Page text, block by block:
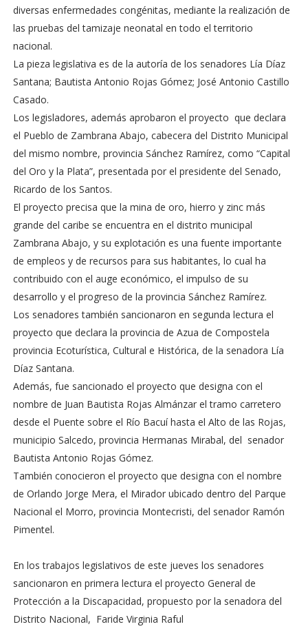
diversas enfermedades congénitas, mediante la realización de
las pruebas del tamizaje neonatal en todo el territorio
nacional.
La pieza legislativa es de la autoría de los senadores Lía Díaz
Santana; Bautista Antonio Rojas Gómez; José Antonio Castillo
Casado.
Los legisladores, además aprobaron el proyecto que declara
el Pueblo de Zambrana Abajo, cabecera del Distrito Municipal
del mismo nombre, provincia Sánchez Ramírez, como “Capital
del Oro y la Plata”, presentada por el presidente del Senado,
Ricardo de los Santos.
El proyecto precisa que la mina de oro, hierro y zinc más
grande del caribe se encuentra en el distrito municipal
Zambrana Abajo, y su explotación es una fuente importante
de empleos y de recursos para sus habitantes, lo cual ha
contribuido con el auge económico, el impulso de su
desarrollo y el progreso de la provincia Sánchez Ramírez.
Los senadores también sancionaron en segunda lectura el
proyecto que declara la provincia de Azua de Compostela
provincia Ecoturística, Cultural e Histórica, de la senadora Lía
Díaz Santana.
Además, fue sancionado el proyecto que designa con el
nombre de Juan Bautista Rojas Almánzar el tramo carretero
desde el Puente sobre el Río Bacuí hasta el Alto de las Rojas,
municipio Salcedo, provincia Hermanas Mirabal, del senador
Bautista Antonio Rojas Gómez.
También conocieron el proyecto que designa con el nombre
de Orlando Jorge Mera, el Mirador ubicado dentro del Parque
Nacional el Morro, provincia Montecristi, del senador Ramón
Pimentel.
En los trabajos legislativos de este jueves los senadores
sancionaron en primera lectura el proyecto General de
Protección a la Discapacidad, propuesto por la senadora del
Distrito Nacional, Faride Virginia Raful